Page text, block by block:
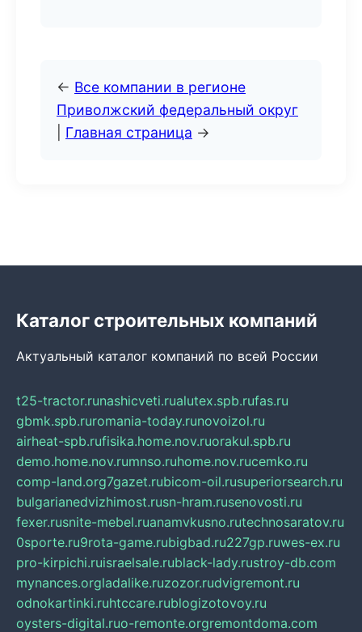
← Все компании в регионе
Приволжский федеральный округ
Главная страница →
Каталог строительных компаний
Актуальный каталог компаний по всей России
t25-tractor.runashicveti.rualutex.spb.rufas.ru
gbmk.spb.ruromania-today.runovoizol.ru
airheat-spb.rufisika.home.nov.ruorakul.spb.ru
demo.home.nov.rumnso.ruhome.nov.rucemko.ru
comp-land.org7gazet.rubicom-oil.rusuperiorsearch.ru
bulgarianedvizhimost.rusn-hram.rusenovosti.ru
fexer.rusnite-mebel.ruanamvkusno.rutechnosaratov.ru
0sporte.ru9rota-game.rubigbad.ru227gp.ruwes-ex.ru
pro-kirpichi.ruisraelsale.rublack-lady.rustroy-db.com
mynances.orgladalike.ruzozor.rudvigremont.ru
odnokartinki.ruhtccare.rublogizotovoy.ru
oysters-digital.ruo-remonte.orgremontdoma.com